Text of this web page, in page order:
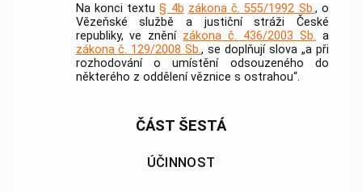
Na konci textu§ 4b zákona č. 555/1992 Sb., o
Vězeňské službě a justiční stráži České
republiky, ve znění zákona č. 436/2003 Sb. a
zákona č. 129/2008 Sb., se doplňují slova „a při
rozhodování o umístění odsouzeného do
některého z oddělení věznice s ostrahou“.
ČÁST ŠESTÁ
ÚČINNOST